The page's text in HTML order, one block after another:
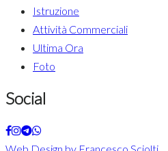
Istruzione
Attività Commerciali
Ultima Ora
Foto
Social